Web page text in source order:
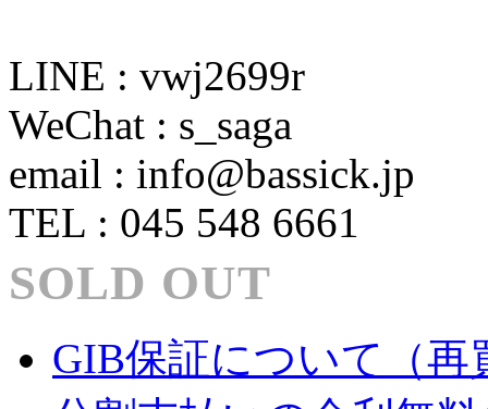
LINE : vwj2699r
WeChat : s_saga
email : info@bassick.jp
TEL : 045 548 6661
SOLD OUT
GIB保証について（再